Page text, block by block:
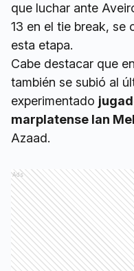
que luchar ante
13 en el tie break, se
esta etapa.
Cabe destacar que
también se subió al
experimentado
marplatense Ian
Azaad.
Ads